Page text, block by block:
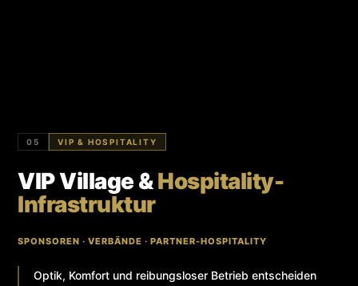
05 VIP & HOSPITALITY
VIP Village &Hospitality-
Infrastruktur
SPONSOREN · VERBÄNDE · PARTNER-HOSPITALITY
Optik, Komfort und reibungsloser Betrieb entscheiden